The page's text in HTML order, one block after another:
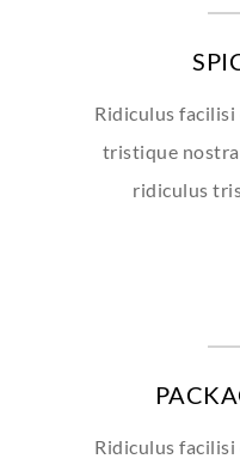
Ridiculus
tristique
ridiculus
Ridiculus